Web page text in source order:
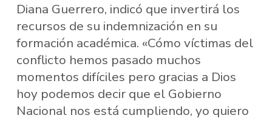
Diana Guerrero, indicó que invertirá los
recursos de su indemnización en su
formación académica. «Cómo víctimas del
conflicto hemos pasado muchos
momentos difíciles pero gracias a Dios
hoy podemos decir que el Gobierno
Nacional nos está cumpliendo, yo quiero